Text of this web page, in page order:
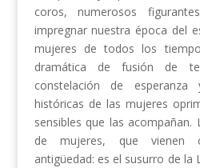
coros, numerosos
impregnar nuestra época del
mujeres de todos los
dramática de fusión de
constelación de
históricas de las mujeres
sensibles que las
de mujeres, que vienen
antigüedad: es el susurro de la